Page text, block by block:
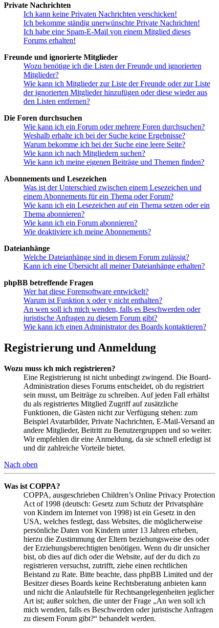
Private Nachrichten
Ich kann keine Privaten Nachrichten verschicken!
Ich bekomme ständig unerwünschte Private Nachrichten!
Ich habe eine Spam-E-Mail von einem Mitglied dieses
Forums erhalten!
Freunde und ignorierte Mitglieder
Wozu benötige ich die Listen der Freunde und ignorierten
Mitglieder?
Wie kann ich Mitglieder zur Liste der Freunde oder zur Liste
der ignorierten Mitglieder hinzufügen oder diese wieder aus
den Listen entfernen?
Die Foren durchsuchen
Wie kann ich ein Forum oder mehrere Foren durchsuchen?
Weshalb erhalte ich bei der Suche keine Ergebnisse?
Warum bekomme ich bei der Suche eine leere Seite?
Wie kann ich nach Mitgliedern suchen?
Wie kann ich meine eigenen Beiträge und Themen finden?
Abonnements und Lesezeichen
Was ist der Unterschied zwischen einem Lesezeichen und
einem Abonnements für ein Thema oder Forum?
Wie kann ich ein Lesezeichen auf ein Thema setzen oder ein
Thema abonnieren?
Wie kann ich ein Forum abonnieren?
Wie deaktiviere ich meine Abonnements?
Dateianhänge
Welche Dateianhänge sind in diesem Forum zulässig?
Kann ich eine Übersicht all meiner Dateianhänge erhalten?
phpBB betreffende Fragen
Wer hat diese Forensoftware entwickelt?
Warum ist Funktion x oder y nicht enthalten?
An wen soll ich mich wenden, falls es Beschwerden oder
juristische Anfragen zu diesem Forum gibt?
Wie kann ich einen Administrator des Boards kontaktieren?
Registrierung und Anmeldung
Wozu muss ich mich registrieren?
Eine Registrierung ist nicht unbedingt zwingend. Die Board-
Administration dieses Forums entscheidet, ob du registriert
sein musst, um Beiträge zu schreiben. Auf jeden Fall erhältst
du als registriertes Mitglied Zugriff auf zusätzliche
Funktionen, die Gästen nicht zur Verfügung stehen: zum
Beispiel Avatarbilder, Private Nachrichten, E-Mail-Versand an
andere Mitglieder, Beitritt zu Benutzergruppen und so weiter.
Wir empfehlen dir eine Anmeldung, da sie schnell erledigt ist
und dir zahlreiche Vorteile bietet.
Nach oben
Was ist COPPA?
COPPA, ausgeschrieben Children’s Online Privacy Protection
Act of 1998 (deutsch: Gesetz zum Schutz der Privatsphäre
von Kindern im Internet von 1998) ist ein Gesetz in den
USA, welches festlegt, dass Websites, die möglicherweise
persönliche Daten von Kindern unter 13 Jahren erheben,
hierzu die Zustimmung der Eltern beziehungsweise des oder
der Erziehungsberechtigten benötigen. Wenn du dir unsicher
bist, ob dies auf dich oder die Website, auf der du dich zu
registrieren versuchst, zutrifft, ziehe einen rechtlichen
Beistand zu Rate. Bitte beachte, dass phpBB Limited und der
Besitzer dieses Boards keine Rechtsberatung anbieten kann
und nicht die Anlaufstelle für Rechtsangelegenheiten jeglicher
Art ist; außer solchen, die unter der Frage „An wen soll ich
mich wenden, falls es Beschwerden oder juristische Anfragen
zu diesem Forum gibt?“ behandelt werden.